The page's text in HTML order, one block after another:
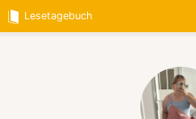
Lesetagebuch